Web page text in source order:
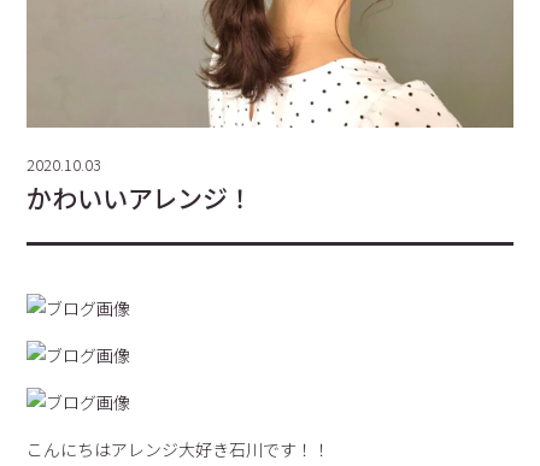
2020.10.03
かわいいアレンジ！
こんにちはアレンジ大好き石川です！！